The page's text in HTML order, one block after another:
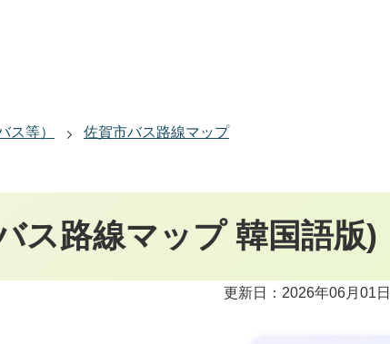
ス等）
佐賀市バス路線マップ
ス路線マップ 韓国語版)
更新日：2026年06月01日